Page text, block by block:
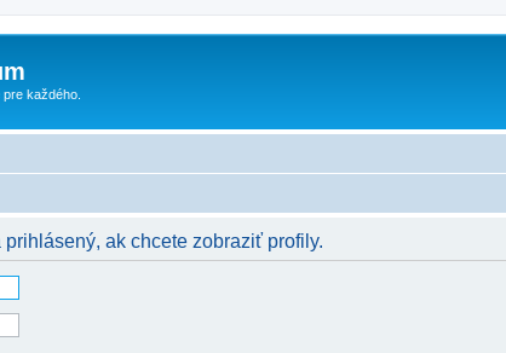
každého.
ak chcete zobraziť profily.